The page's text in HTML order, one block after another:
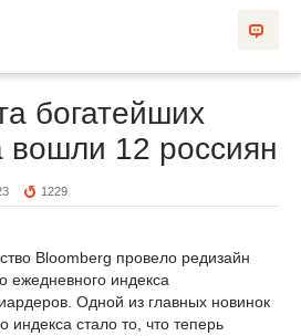
богатейших
12 россиян
1229
Bloomberg провело редизайн
ежедневного индекса
Одной из главных новинок
индекса стало то, что теперь